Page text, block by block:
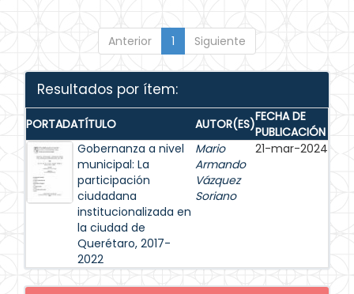
Anterior 1 Siguiente
Resultados por ítem:
PORTADATÍTULO AUTOR(ES)FECHA DE
PUBLICACIÓN
Gobernanza a nivel
municipal: La
participación
ciudadana
institucionalizada en
la ciudad de
Querétaro, 2017-
2022
Mario
Armando
Vázquez
Soriano
21-mar-2024